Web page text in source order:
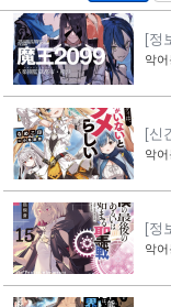
[정
악
[신
내
악
[정
가
악